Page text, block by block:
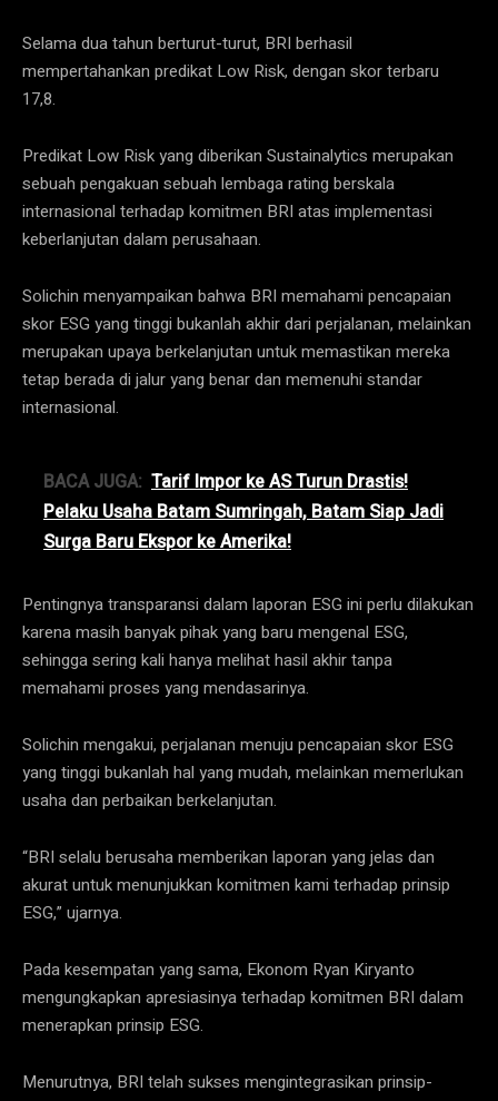
Selama dua tahun berturut-turut, BRI berhasil
mempertahankan predikat Low Risk, dengan skor terbaru
17,8.
Predikat Low Risk yang diberikan Sustainalytics merupakan
sebuah pengakuan sebuah lembaga rating berskala
internasional terhadap komitmen BRI atas implementasi
keberlanjutan dalam perusahaan.
Solichin menyampaikan bahwa BRI memahami pencapaian
skor ESG yang tinggi bukanlah akhir dari perjalanan, melainkan
merupakan upaya berkelanjutan untuk memastikan mereka
tetap berada di jalur yang benar dan memenuhi standar
internasional.
BACA JUGA: Tarif Impor ke AS Turun Drastis!
Pelaku Usaha Batam Sumringah, Batam Siap Jadi
Surga Baru Ekspor ke Amerika!
Pentingnya transparansi dalam laporan ESG ini perlu dilakukan
karena masih banyak pihak yang baru mengenal ESG,
sehingga sering kali hanya melihat hasil akhir tanpa
memahami proses yang mendasarinya.
Solichin mengakui, perjalanan menuju pencapaian skor ESG
yang tinggi bukanlah hal yang mudah, melainkan memerlukan
usaha dan perbaikan berkelanjutan.
“BRI selalu berusaha memberikan laporan yang jelas dan
akurat untuk menunjukkan komitmen kami terhadap prinsip
ESG,” ujarnya.
Pada kesempatan yang sama, Ekonom Ryan Kiryanto
mengungkapkan apresiasinya terhadap komitmen BRI dalam
menerapkan prinsip ESG.
Menurutnya, BRI telah sukses mengintegrasikan prinsip-